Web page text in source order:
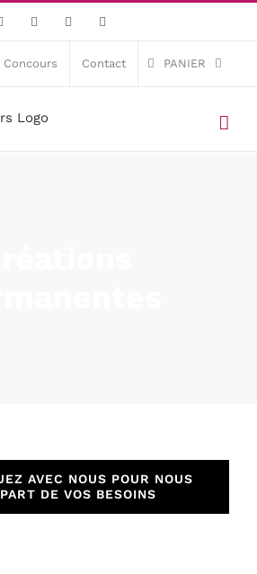
Facebook Instagram
Concours Contact PANIER
AVEC NOUS POUR NOUS
DE VOS BESOINS